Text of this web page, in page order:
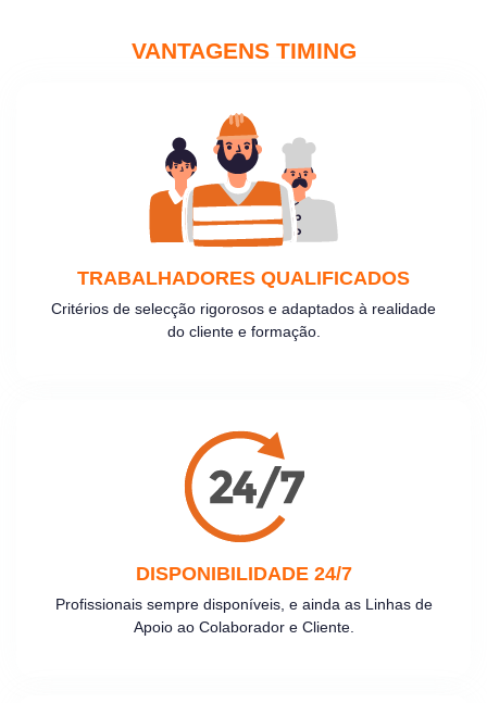
VANTAGENS TIMING
TRABALHADORES QUALIFICADOS
Critérios de selecção rigorosos e adaptados à realidade
do cliente e formação.
DISPONIBILIDADE 24/7
Profissionais sempre disponíveis, e ainda as Linhas de
Apoio ao Colaborador e Cliente.